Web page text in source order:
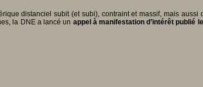
distanciel subit (et subi), contraint et massif, mais aussi
la DNE a lancé un appel à manifestation d’intérêt publié